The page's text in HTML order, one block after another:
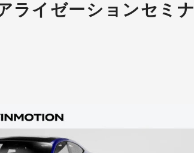
ライゼーションセミナ